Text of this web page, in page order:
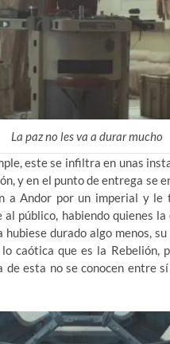
La paz no les va a durar mucho
este se infiltra en unas
y en el punto de entrega se
a Andor por un imperial y
público, habiendo quienes
durado algo menos,
caótica que es la Rebelión,
esta no se conocen entre